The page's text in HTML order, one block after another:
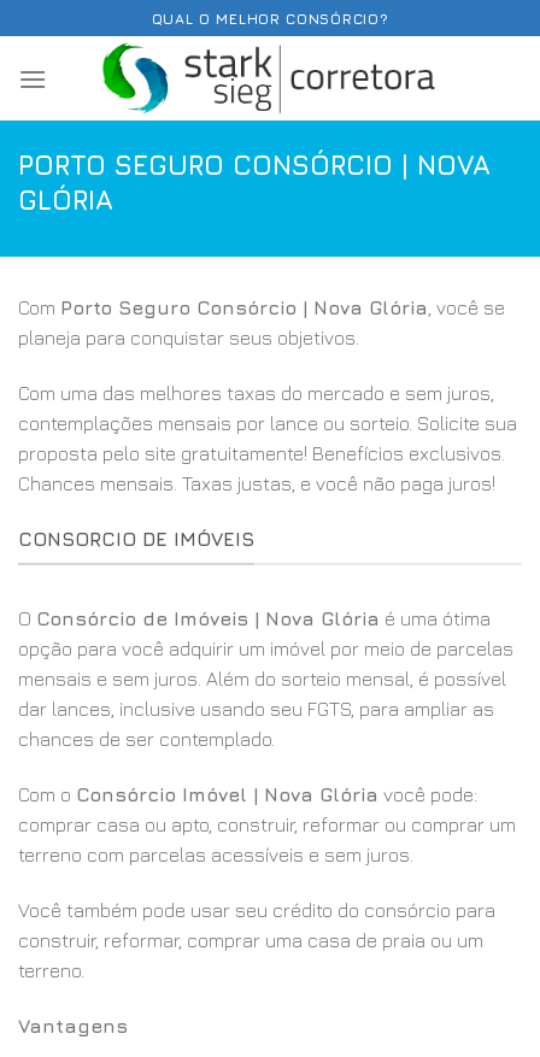
content
QUAL O MELHOR CONSÓRCIO?
PORTO SEGURO CONSÓRCIO | NOVA
GLÓRIA
Com Porto Seguro Consórcio | Nova Glória , você se
planeja para conquistar seus objetivos.
Com uma das melhores taxas do mercado e sem juros,
contemplações mensais por lance ou sorteio. Solicite sua
proposta pelo site gratuitamente! Benefícios exclusivos.
Chances mensais. Taxas justas, e você não paga juros!
CONSORCIO DE IMÓVEIS
O Consórcio de Imóveis | Nova Glória é uma ótima
opção para você adquirir um imóvel por meio de parcelas
mensais e sem juros. Além do sorteio mensal, é possível
dar lances, inclusive usando seu FGTS, para ampliar as
chances de ser contemplado.
Com o Consórcio Imóvel | Nova Glória você pode:
comprar casa ou apto, construir, reformar ou comprar um
terreno com parcelas acessíveis e sem juros.
Você também pode usar seu crédito do consórcio para
construir, reformar, comprar uma casa de praia ou um
terreno.
Vantagens